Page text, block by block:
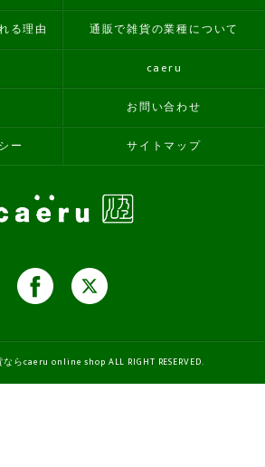
る理由 通販で雑貨の業種について
caeru
お問い合わせ
ー サイトマップ
らcaeru online shop ALL RIGHT RESERVED.